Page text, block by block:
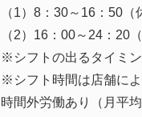
（1）8：30～16：50（
（2）16：00～24：20
※シフトの出るタイミン
※シフト時間は店舗によ
時間外労働あり（月平均